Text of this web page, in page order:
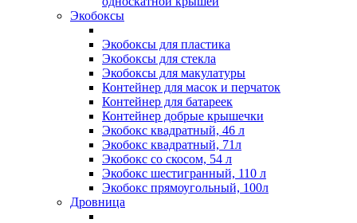
Экобоксы
Экобоксы для пластика
Экобоксы для стекла
Экобоксы для макулатуры
Контейнер для масок и перчаток
Контейнер для батареек
Контейнер добрые крышечки
Экобокс квадратный, 46 л
Экобокс квадратный, 71л
Экобокс со скосом, 54 л
Экобокс шестигранный, 110 л
Экобокс прямоугольный, 100л
Дровница